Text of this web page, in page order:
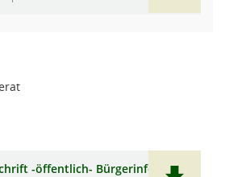
-öffentlich- Bürgerinfo